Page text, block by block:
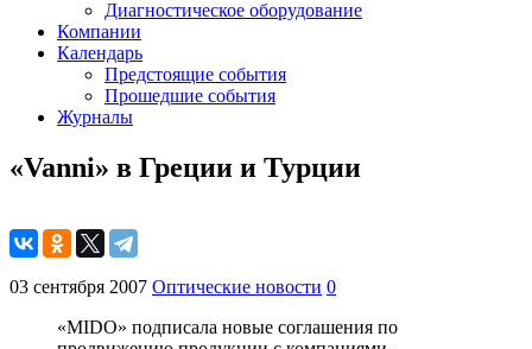
Диагностическое оборудование
Компании
Календарь
Предстоящие события
Прошедшие события
Журналы
«Vanni» в Греции и Турции
03 сентября 2007 Оптические новости 0
«MIDO» подписала новые соглашения по